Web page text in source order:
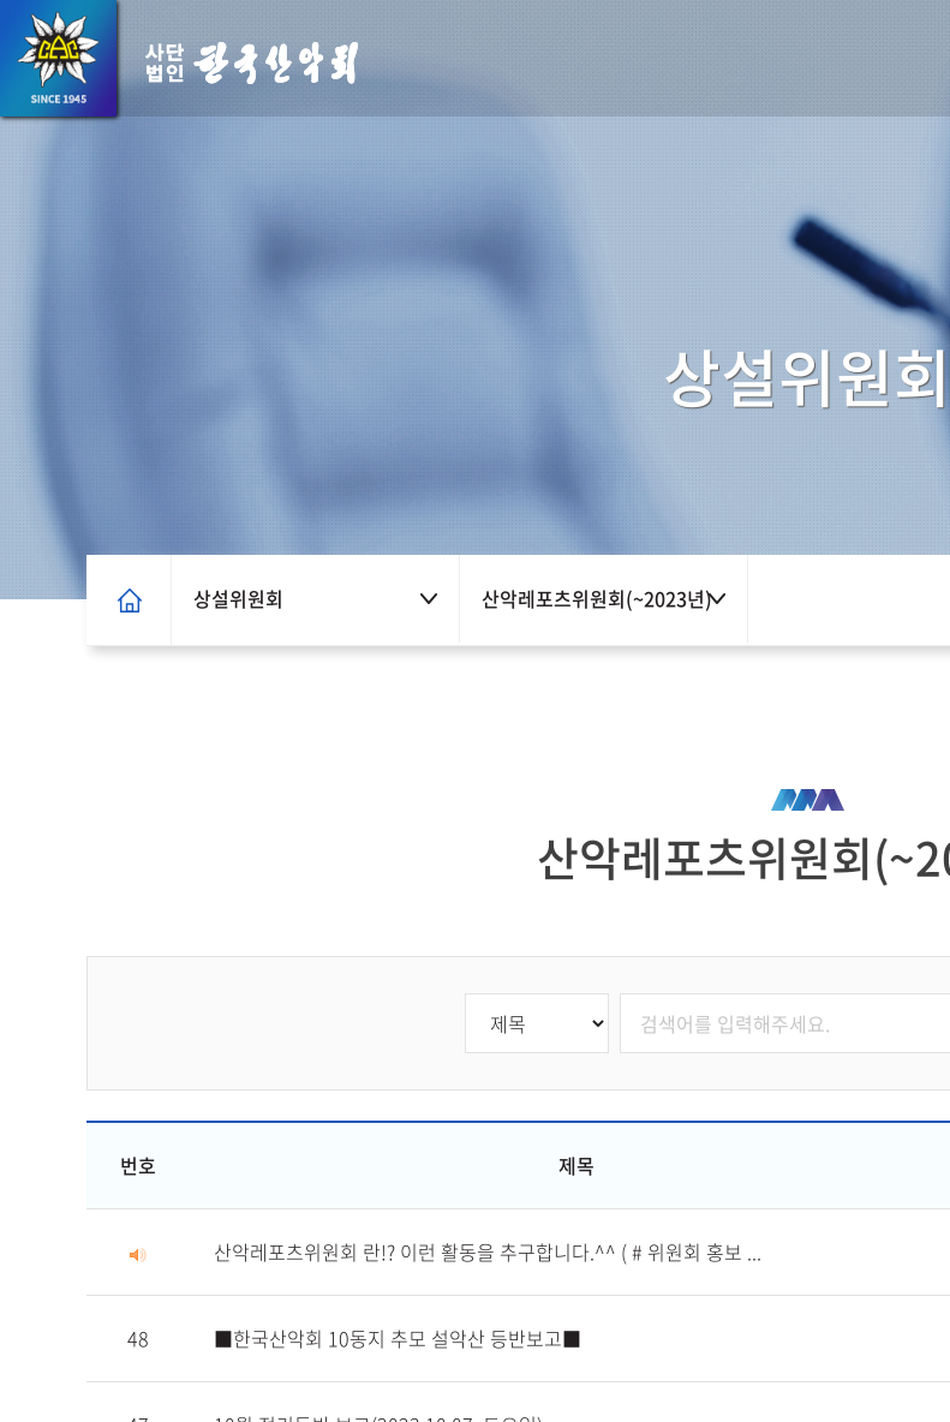
상설위원회
상설위원회 산악레포츠위원회(~2023년)
산악레포츠위원회
번호 제목
산악레포츠위원회 란!? 이런 활동을 추구합니다.^^ ( # 위원회 홍보 ...
48 ■한국산악회 10동지 추모 설악산 등반보고■